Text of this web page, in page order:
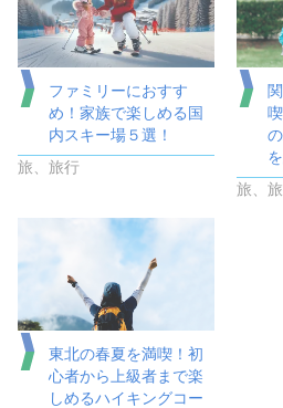
ファミリーにおすす
め！家族で楽しめる国
内スキー場５選！
旅、旅行
旅、
東北の春夏を満喫！初
心者から上級者まで楽
しめるハイキングコー